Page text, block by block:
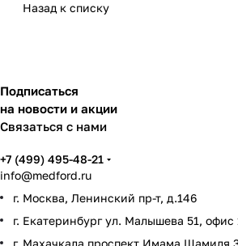
Назад к списку
Подписаться
на новости и акции
Связаться с нами
+7 (499) 495-48-21
info@medford.ru
г. Москва, Ленинский пр-т, д.146
г. Екатеринбург ул. Малышева 51, офис